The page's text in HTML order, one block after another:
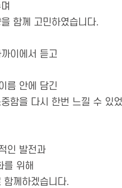
함께 고민하였습니다.
이에서 듣고
름 안에 담긴
함을 다시 한번 느낄 수 있
인 발전과
를 위해
함께하겠습니다.